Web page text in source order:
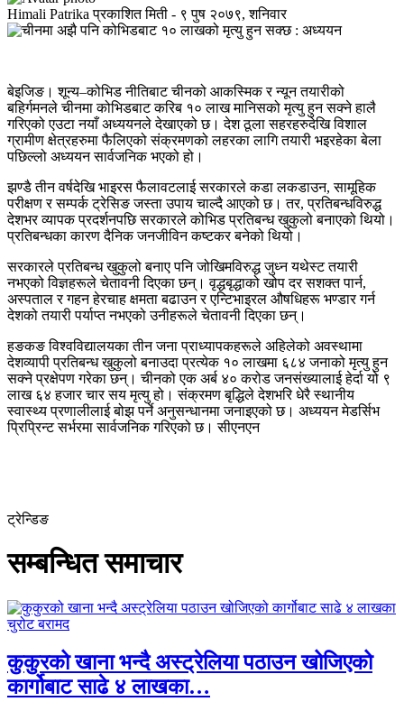
Himali Patrika प्रकाशित मिती - ९ पुष २०७९, शनिवार
बेइजिङ। शून्य–कोभिड नीतिबाट चीनको आकस्मिक र न्यून तयारीको
बहिर्गमनले चीनमा कोभिडबाट करिब १० लाख मानिसको मृत्यु हुन सक्ने हालै
गरिएको एउटा नयाँ अध्ययनले देखाएको छ। देश ठूला सहरहरुदेखि विशाल
ग्रामीण क्षेत्रहरुमा फैलिएको संक्रमणको लहरका लागि तयारी भइरहेका बेला
पछिल्लो अध्ययन सार्वजनिक भएको हो।
झण्डै तीन वर्षदेखि भाइरस फैलावटलाई सरकारले कडा लकडाउन, सामूहिक
परीक्षण र सम्पर्क ट्रेसिङ जस्ता उपाय चाल्दै आएको छ। तर, प्रतिबन्धविरुद्ध
देशभर व्यापक प्रदर्शनपछि सरकारले कोभिड प्रतिबन्ध खुकुलो बनाएको थियो।
प्रतिबन्धका कारण दैनिक जनजीविन कष्टकर बनेको थियो।
सरकारले प्रतिबन्ध खुकुलो बनाए पनि जोखिमविरुद्ध जुध्न यथेस्ट तयारी
नभएको विज्ञहरूले चेतावनी दिएका छन्। वृद्धबृद्धाको खोप दर सशक्त पार्न,
अस्पताल र गहन हेरचाह क्षमता बढाउन र एन्टिभाइरल औषधिहरू भण्डार गर्न
देशको तयारी पर्याप्त नभएको उनीहरूले चेतावनी दिएका छन्।
हङकङ विश्वविद्यालयका तीन जना प्राध्यापकहरूले अहिलेको अवस्थामा
देशव्यापी प्रतिबन्ध खुकुलो बनाउदा प्रत्येक १० लाखमा ६८४ जनाको मृत्यु हुन
सक्ने प्रक्षेपण गरेका छन्। चीनको एक अर्ब ४० करोड जनसंख्यालाई हेर्दा यो ९
लाख ६४ हजार चार सय मृत्यु हो। संक्रमण बृद्धिले देशभरि धेरै स्थानीय
स्वास्थ्य प्रणालीलाई बोझ पर्ने अनुसन्धानमा जनाइएको छ। अध्ययन मेडर्सिभ
प्रिप्रिन्ट सर्भरमा सार्वजनिक गरिएको छ। सीएनएन
ट्रेन्डिङ
सम्बन्धित समाचार
कुकुरको खाना भन्दै अस्ट्रेलिया पठाउन खोजिएको
कार्गोबाट साढे ४ लाखका…